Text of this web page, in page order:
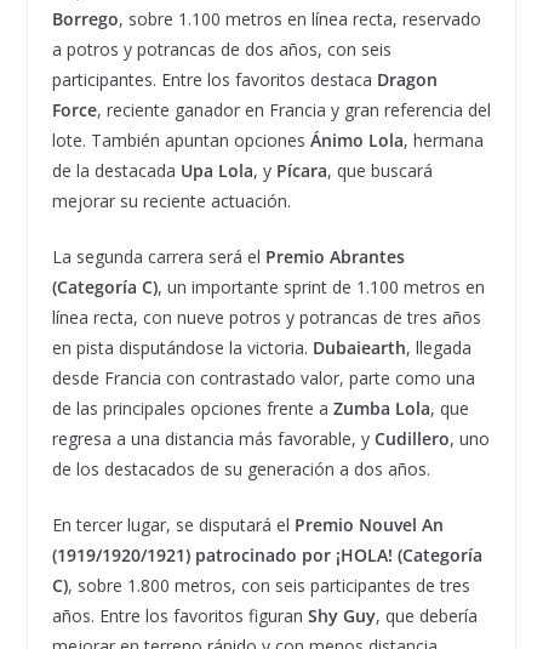
Borrego, sobre 1.100 metros en línea recta, reservado
a potros y potrancas de dos años, con seis
participantes. Entre los favoritos destaca Dragon
Force, reciente ganador en Francia y gran referencia del
lote. También apuntan opciones Ánimo Lola, hermana
de la destacada Upa Lola, y Pícara, que buscará
mejorar su reciente actuación.
La segunda carrera será el Premio Abrantes
(Categoría C), un importante sprint de 1.100 metros en
línea recta, con nueve potros y potrancas de tres años
en pista disputándose la victoria. Dubaiearth, llegada
desde Francia con contrastado valor, parte como una
de las principales opciones frente a Zumba Lola, que
regresa a una distancia más favorable, y Cudillero, uno
de los destacados de su generación a dos años.
En tercer lugar, se disputará el Premio Nouvel An
(1919/1920/1921) patrocinado por ¡HOLA! (Categoría
C), sobre 1.800 metros, con seis participantes de tres
años. Entre los favoritos figuran Shy Guy, que debería